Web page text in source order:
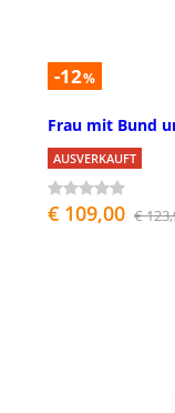
-12%
Frau mit Bund
AUSVERKAUFT
€ 109,00 €